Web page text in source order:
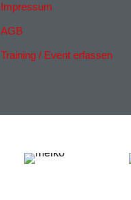
Impressum
AGB
Training / Event erfassen